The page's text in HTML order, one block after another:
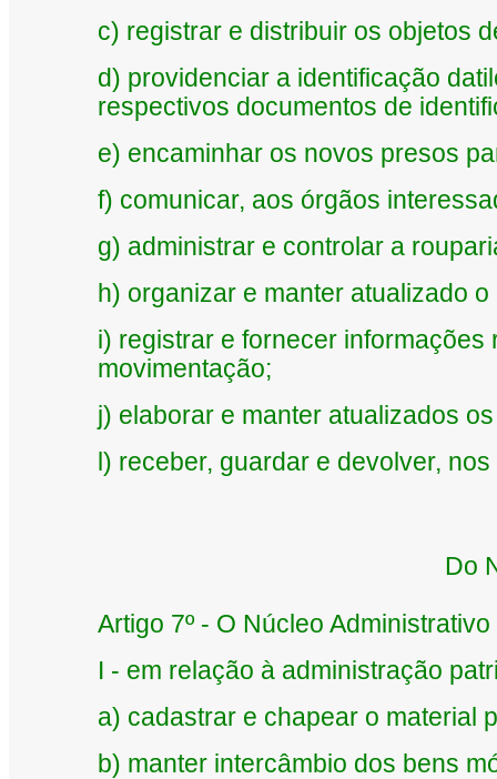
c) registrar e distribuir os objetos
d) providenciar a identificação
respectivos documentos de
e) encaminhar os novos presos
f) comunicar, aos órgãos
g) administrar e controlar a
h) organizar e manter atualizado
i) registrar e fornecer
movimentação;
j) elaborar e manter atualizados
l) receber, guardar e devolver,
Do
Artigo 7º - O Núcleo
I - em relação à administração
a) cadastrar e chapear o material
b) manter intercâmbio dos bens